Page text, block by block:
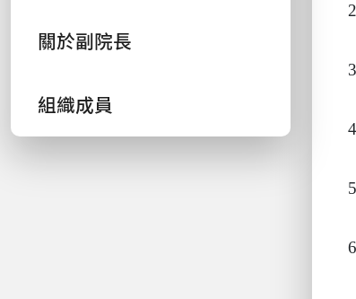
關於副院長
組織成員